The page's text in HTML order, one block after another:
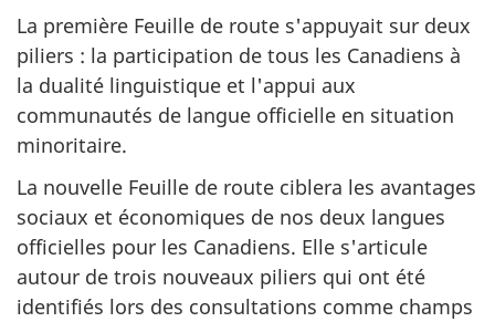
La première Feuille de route s'appuyait sur deux
piliers : la participation de tous les Canadiens à
la dualité linguistique et l'appui aux
communautés de langue officielle en situation
minoritaire.
La nouvelle Feuille de route ciblera les avantages
sociaux et économiques de nos deux langues
officielles pour les Canadiens. Elle s'articule
autour de trois nouveaux piliers qui ont été
identifiés lors des consultations comme champs